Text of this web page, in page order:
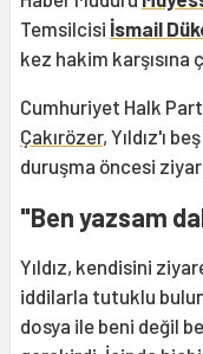
Temsilcisi İsmail
kez hakim karşısına
Cumhuriyet Halk
Çakırözer, Yıldız'ı
duruşma öncesi
"Ben yazsam
Yıldız, kendisini
iddilarla tutuklu
dosya ile beni değil